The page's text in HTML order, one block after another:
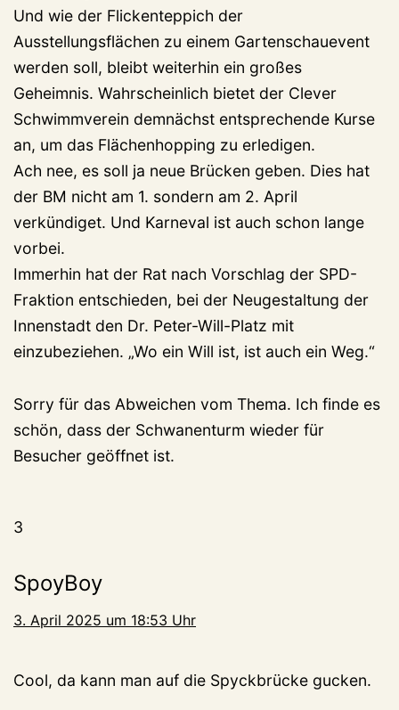
Und wie der Flickenteppich der
Ausstellungsflächen zu einem Gartenschauevent
werden soll, bleibt weiterhin ein großes
Geheimnis. Wahrscheinlich bietet der Clever
Schwimmverein demnächst entsprechende Kurse
an, um das Flächenhopping zu erledigen.
Ach nee, es soll ja neue Brücken geben. Dies hat
der BM nicht am 1. sondern am 2. April
verkündiget. Und Karneval ist auch schon lange
vorbei.
Immerhin hat der Rat nach Vorschlag der SPD-
Fraktion entschieden, bei der Neugestaltung der
Innenstadt den Dr. Peter-Will-Platz mit
einzubeziehen. „Wo ein Will ist, ist auch ein Weg.“
Sorry für das Abweichen vom Thema. Ich finde es
schön, dass der Schwanenturm wieder für
Besucher geöffnet ist.
3
SpoyBoy
3. April 2025 um 18:53 Uhr
Cool, da kann man auf die Spyckbrücke gucken.